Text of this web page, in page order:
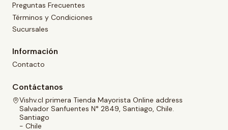
Preguntas Frecuentes
Términos y Condiciones
Sucursales
Información
Contacto
Contáctanos
Vishv.cl primera Tienda Mayorista Online address
Salvador Sanfuentes N° 2849, Santiago, Chile.
Santiago
- Chile